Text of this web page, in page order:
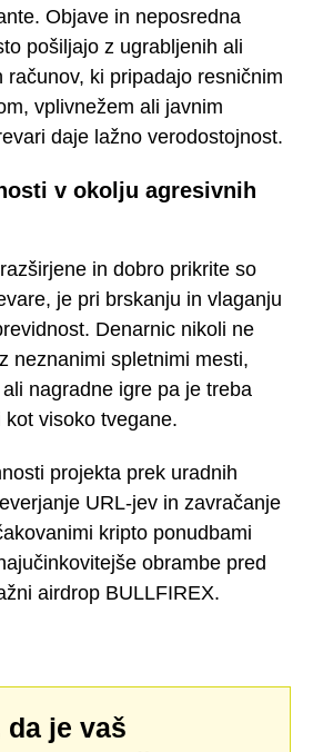
Objave in neposredna
pošiljajo z ugrabljenih ali
računov, ki pripadajo resničnim
vplivnežem ali javnim
daje lažno verodostojnost.
v okolju agresivnih
in dobro prikrite so
je pri brskanju in vlaganju
Denarnic nikoli ne
neznanimi spletnimi mesti,
nagradne igre pa je treba
visoko tvegane.
projekta prek uradnih
URL-jev in zavračanje
kripto ponudbami
obrambe pred
airdrop BULLFIREX.
je vaš